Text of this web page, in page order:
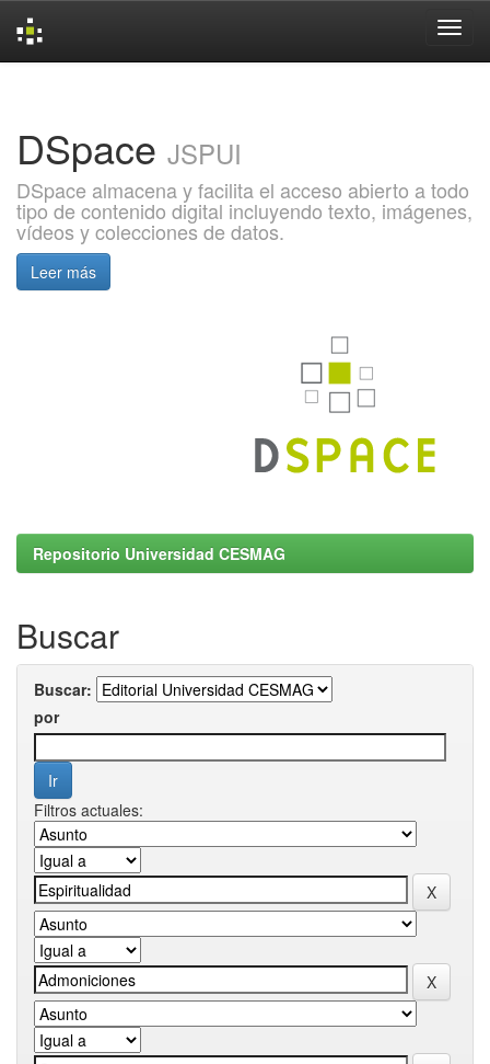
DSpace JSPUI
DSpace almacena y facilita el acceso abierto a todo
tipo de contenido digital incluyendo texto, imágenes,
vídeos y colecciones de datos.
Leer más
Repositorio Universidad CESMAG
Buscar
Buscar:
por
Filtros actuales: